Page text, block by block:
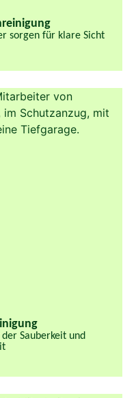
sorgen für klare Sicht
Sauberkeit und